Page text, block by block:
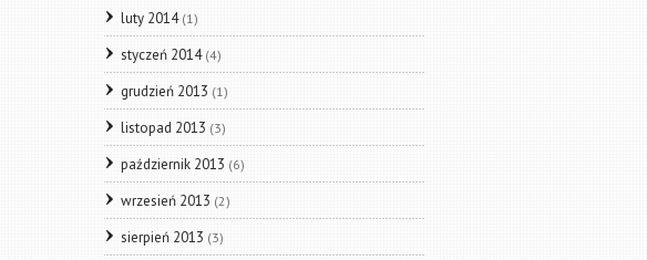
luty 2014(1)
styczeń 2014(4)
grudzień 2013 (1)
listopad 2013 (3)
październik 2013 (6)
wrzesień 2013 (2)
sierpień 2013 (3)